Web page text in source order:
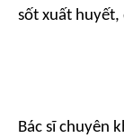
sốt xuất
Bác sĩ chuyên